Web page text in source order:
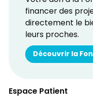
financer des
directement le
leurs proches.
Découvrir la
Espace Patient